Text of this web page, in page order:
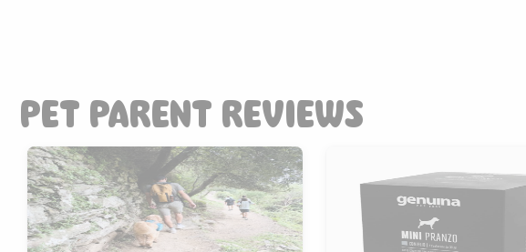
PET PARENT REVIEWS